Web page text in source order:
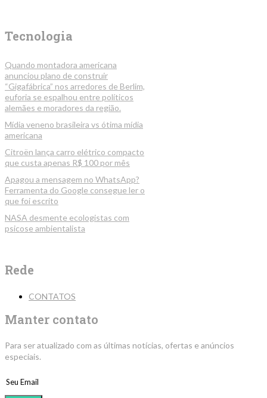
Tecnologia
Quando montadora americana
anunciou plano de construir
“Gigafábrica” nos arredores de Berlim,
euforia se espalhou entre políticos
alemães e moradores da região.
Mídia veneno brasileira vs ótima mídia
americana
Citroën lança carro elétrico compacto
que custa apenas R$ 100 por mês
Apagou a mensagem no WhatsApp?
Ferramenta do Google consegue ler o
que foi escrito
NASA desmente ecologistas com
psicose ambientalista
Rede
CONTATOS
Manter contato
Para ser atualizado com as últimas notícias, ofertas e anúncios
especiais.